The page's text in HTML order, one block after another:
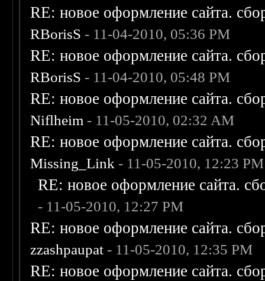
RE: новое оформление сайта.
RBorisS - 11-04-2010, 05:36 PM
RE: новое оформление сайта.
RBorisS - 11-04-2010, 05:48 PM
RE: новое оформление сайта.
Niflheim - 11-05-2010, 02:32 AM
RE: новое оформление сайта.
Missing_Link - 11-05-2010, 12:23 PM
RE: новое оформление сайта.
- 11-05-2010, 12:27 PM
RE: новое оформление сайта.
zzashpaupat - 11-05-2010, 12:35 PM
RE: новое оформление сайта.